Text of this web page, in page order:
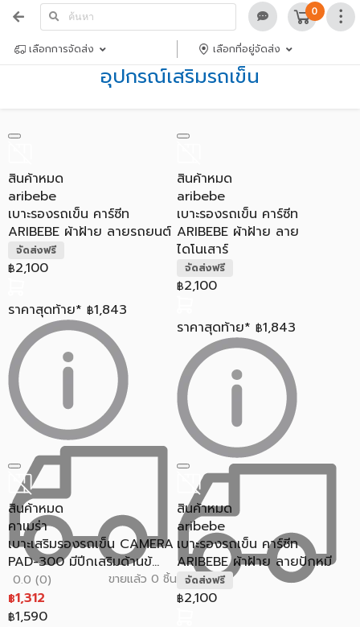
0
เลือกการจัดส่ง เลือกที่อยู่จัดส่ง
อุปกรณ์เสริมรถเข็น
สินค้าหมด
aribebe
เบาะรองรถเข็น คาร์ซีท
ARIBEBE ผ้าฝ้าย ลายรถยนต์
จัดส่งฟรี
฿2,100
ราคาสุดท้าย* ฿1,843
สินค้าหมด
aribebe
เบาะรองรถเข็น คาร์ซีท
ARIBEBE ผ้าฝ้าย ลาย
ไดโนเสาร์
จัดส่งฟรี
฿2,100
ราคาสุดท้าย* ฿1,843
สินค้าหมด
คาเมร่า
เบาะเสริมรองรถเข็น CAMERA
PAD-300 มีปีกเสริมด้านข้...
0.0 (0) ขายแล้ว 0 ชิ้น
฿1,312
฿1,590
สินค้าหมด
aribebe
เบาะรองรถเข็น คาร์ซีท
ARIBEBE ผ้าฝ้าย ลายปักหมี
จัดส่งฟรี
฿2,100